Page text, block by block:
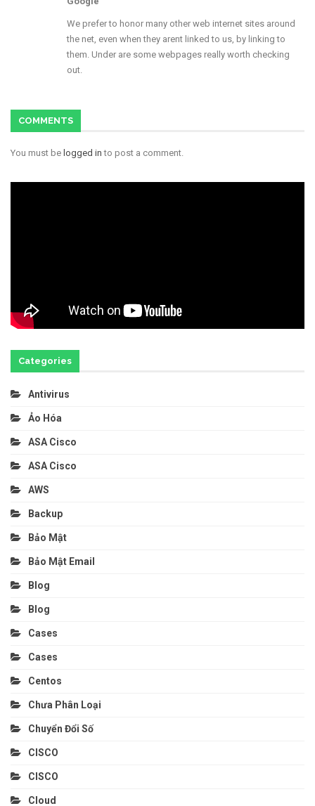
We prefer to honor many other web internet sites around
the net, even when they arent linked to us, by linking to
them. Under are some webpages really worth checking
out.
COMMENTS
You must be logged in to post a comment.
Categories
Antivirus
Ảo Hóa
ASA Cisco
ASA Cisco
AWS
Backup
Bảo Mật
Bảo Mật Email
Blog
Blog
Cases
Cases
Centos
Chưa Phân Loại
Chuyển Đổi Số
CISCO
CISCO
Cloud